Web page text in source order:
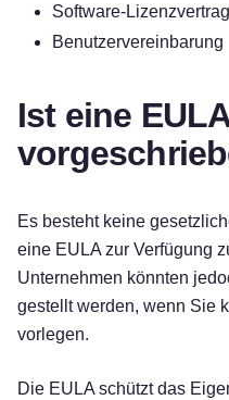
Software-Lizenzvertrag
Benutzervereinbarung
Ist eine
Es besteht keine
eine EULA zur Verfügung
Unternehmen könnten
gestellt werden, wenn Sie
vorlegen.
Die EULA schützt das